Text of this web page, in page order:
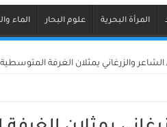
الماء علوم البحار المرأة البحرية
الشاعر والزرغاني يمثلان الغرفة